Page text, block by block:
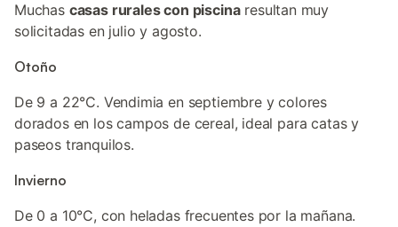
Muchas casas rurales con piscinaresultan muy
solicitadas en julio y agosto.
Otoño
De 9 a 22°C. Vendimia en septiembre y colores
dorados en los campos de cereal, ideal para catas y
paseos tranquilos.
Invierno
De 0 a 10°C, con heladas frecuentes por la mañana.